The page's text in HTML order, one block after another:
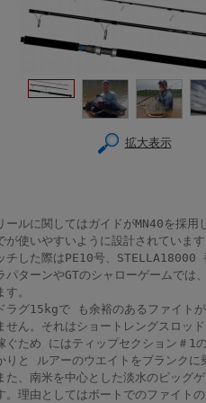
拡大表示
ールに関してはガイドがMN40を採
が使いやすいように設計されていま
チした際はPE10号、STELLA18000
パターンやGTのシャローゲームでは
す。
ラグ15kgで も余裕のあるファイト
せん。それはショートレングスロッ
ぐため にはティップセクション＃1
りと ルアーのウエイトをブランクに
た、南米を中心とした淡水のビッ
。理由としてはボートでのファイト